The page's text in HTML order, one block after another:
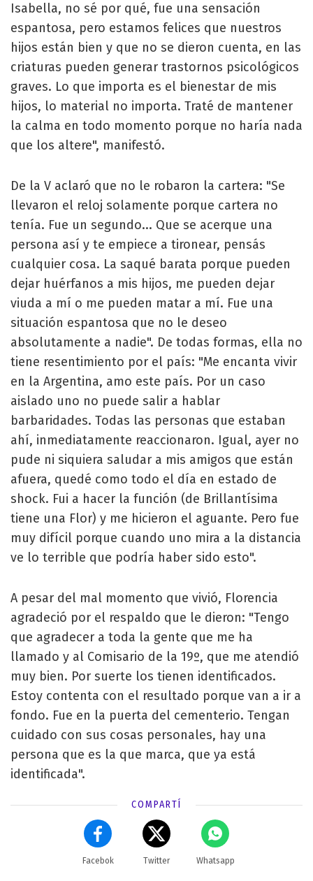
Isabella, no sé por qué, fue una sensación
espantosa, pero estamos felices que nuestros
hijos están bien y que no se dieron cuenta, en las
criaturas pueden generar trastornos psicológicos
graves. Lo que importa es el bienestar de mis
hijos, lo material no importa. Traté de mantener
la calma en todo momento porque no haría nada
que los altere", manifestó.
De la V aclaró que no le robaron la cartera: "Se
llevaron el reloj solamente porque cartera no
tenía. Fue un segundo... Que se acerque una
persona así y te empiece a tironear, pensás
cualquier cosa. La saqué barata porque pueden
dejar huérfanos a mis hijos, me pueden dejar
viuda a mí o me pueden matar a mí. Fue una
situación espantosa que no le deseo
absolutamente a nadie". De todas formas, ella no
tiene resentimiento por el país: "Me encanta vivir
en la Argentina, amo este país. Por un caso
aislado uno no puede salir a hablar
barbaridades. Todas las personas que estaban
ahí, inmediatamente reaccionaron. Igual, ayer no
pude ni siquiera saludar a mis amigos que están
afuera, quedé como todo el día en estado de
shock. Fui a hacer la función (de Brillantísima
tiene una Flor) y me hicieron el aguante. Pero fue
muy difícil porque cuando uno mira a la distancia
ve lo terrible que podría haber sido esto".
A pesar del mal momento que vivió, Florencia
agradeció por el respaldo que le dieron: "Tengo
que agradecer a toda la gente que me ha
llamado y al Comisario de la 19º, que me atendió
muy bien. Por suerte los tienen identificados.
Estoy contenta con el resultado porque van a ir a
fondo. Fue en la puerta del cementerio. Tengan
cuidado con sus cosas personales, hay una
persona que es la que marca, que ya está
identificada".
COMPARTÍ
Facebok Twitter Whatsapp